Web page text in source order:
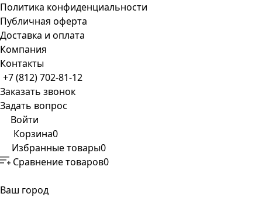
Политика конфиденциальности
Публичная оферта
Доставка и оплата
Компания
Контакты
+7 (812) 702-81-12
Заказать звонок
Задать вопрос
Войти
Корзина0
Избранные товары0
Сравнение товаров0
Ваш город